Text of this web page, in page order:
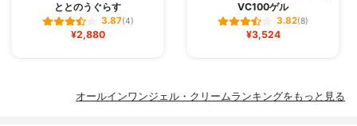
ととのうぐらす
3.87(4)
¥2,880
VC100ゲル
3.82(8)
¥3,524
オールインワンジェル・クリームランキングをもっと見る